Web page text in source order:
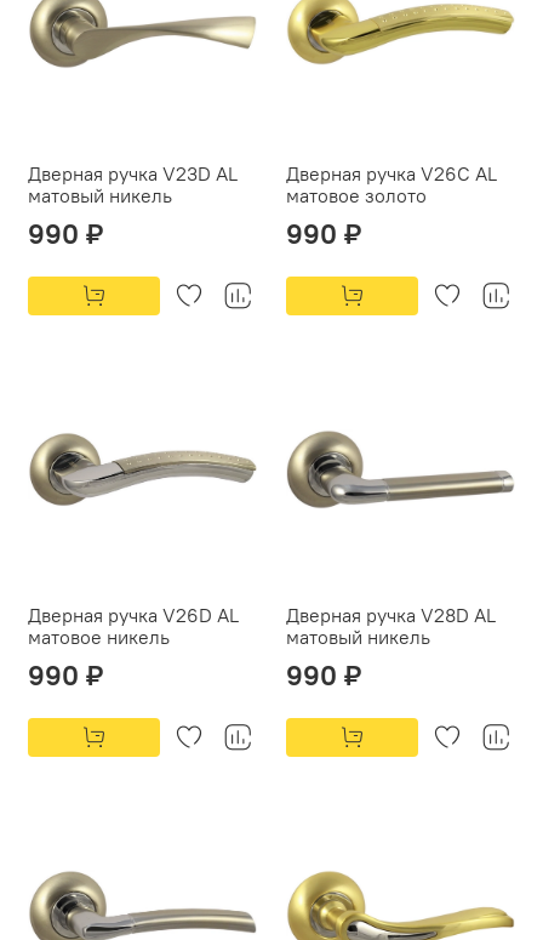
Дверная ручка V23D AL
матовый никель
990 ₽
Дверная ручка V26C AL
матовое золото
990 ₽
Дверная ручка V26D AL
матовое никель
990 ₽
Дверная ручка V28D AL
матовый никель
990 ₽